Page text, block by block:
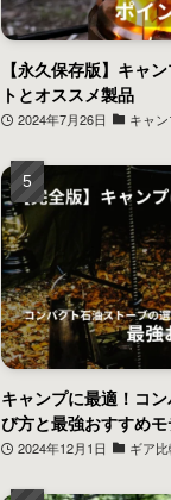
【永久保存版】キャ
トとオススメ製品
2024年7月26日 キャ
キャンプに最適！コ
び方と最強おすすめ
2024年12月1日 ギア